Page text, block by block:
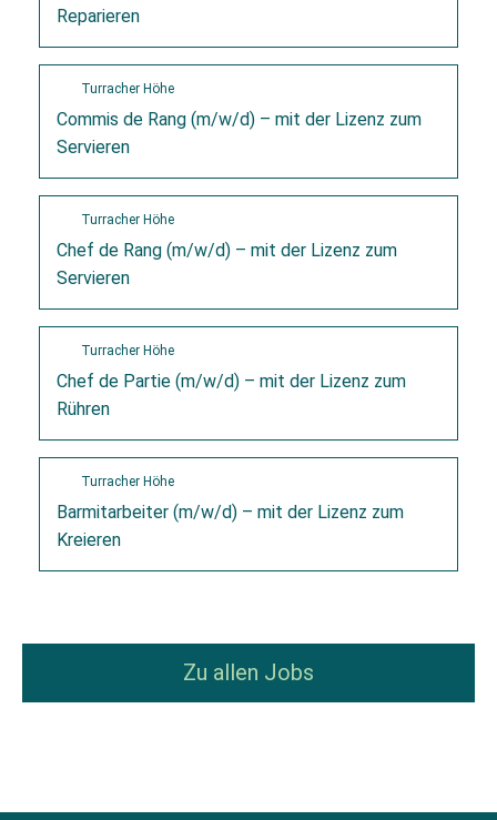
Reparieren
Turracher Höhe
Commis de Rang (m/w/d) – mit der Lizenz zum
Servieren
Turracher Höhe
Chef de Rang (m/w/d) – mit der Lizenz zum
Servieren
Turracher Höhe
Chef de Partie (m/w/d) – mit der Lizenz zum
Rühren
Turracher Höhe
Barmitarbeiter (m/w/d) – mit der Lizenz zum
Kreieren
Zu allen Jobs